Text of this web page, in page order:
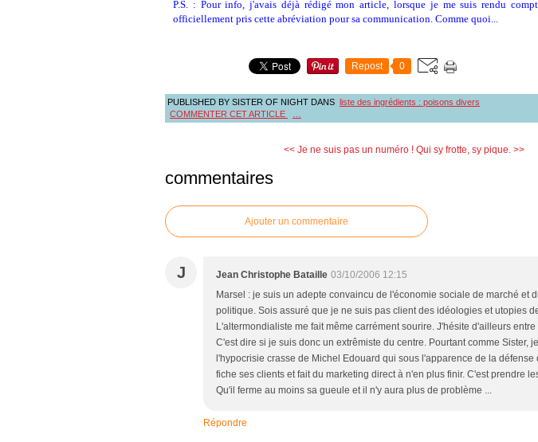
P.S. : Pour info, j'avais déjà rédigé mon article, lorsque je me suis rendu
officiellement pris cette abréviation pour sa communication. Comme quoi...
Repost 0
PUBLISHED BY SISTER OF NIGHT DANS liste des ingrédients : poisons divers
COMMENTER CET ARTICLE
<< Je ne suis pas un numéro ! Qui sy frotte, sy pique. >>
commentaires
Ajouter un commentaire
J Jean Christophe Bataille 03/10/2006 12:15
Marsel : je suis un adepte convaincu de l'économie sociale de marché et
politique. Sois assuré que je ne suis pas client des idéologies et utopies
L'altermondialiste me fait même carrément sourire. J'hésite d'ailleurs
C'est dire si je suis donc un extrêmiste du centre. Pourtant comme Sister,
l'hypocrisie crasse de Michel Edouard qui sous l'apparence de la défense
fiche ses clients et fait du marketing direct à n'en plus finir. C'est prendre
Qu'il ferme au moins sa gueule et il n'y aura plus de problème ...
Répondre